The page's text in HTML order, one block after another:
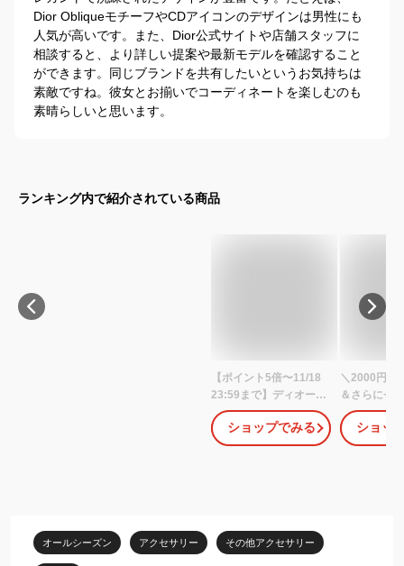
Dior ObliqueモチーフやCDアイコンのデザインは男性にも
人気が高いです。また、Dior公式サイトや店舗スタッフに
相談すると、より詳しい提案や最新モデルを確認すること
ができます。同じブランドを共有したいというお気持ちは
素敵ですね。彼女とお揃いでコーディネートを楽しむのも
素晴らしいと思います。
ランキング内で紹介されている商品
【ポイント5倍〜11/18
23:59まで】ディオー
ル・オム DIOR HOMME
チェーンリンク カナー
ジュ ブレスレット アク
ショップでみる
＼2000円
＆さらに+4
ール ブレス
ズ ブランド
Dior ドイツ
ショッ
オールシーズン アクセサリー その他アクセサリー